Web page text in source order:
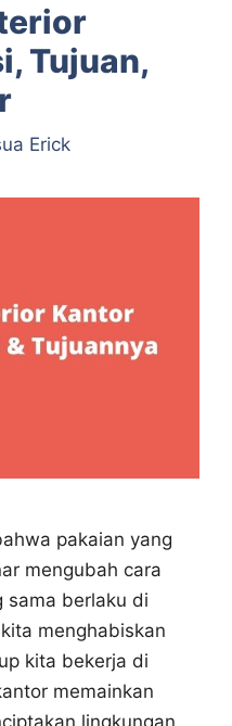
Tujuan,
Erick
pakaian yang
mengubah cara
sama berlaku di
menghabiskan
kita bekerja di
memainkan
lingkungan